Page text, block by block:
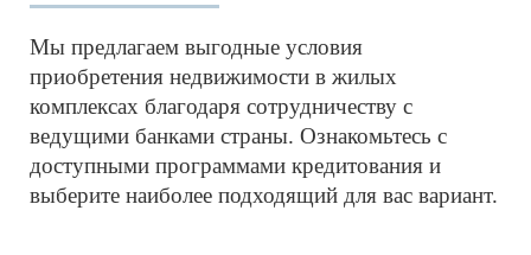
Мы предлагаем выгодные условия
приобретения недвижимости в жилых
комплексах благодаря сотрудничеству с
ведущими банками страны. Ознакомьтесь с
доступными программами кредитования и
выберите наиболее подходящий для вас вариант.